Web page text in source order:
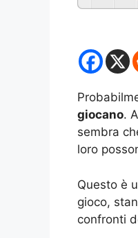
giocano.
sembra
loro
Questo è
gioco,
confronti